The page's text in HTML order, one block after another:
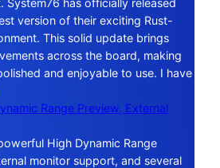
System76 has officially released
version of their exciting Rust-
This solid update brings
across the board, making
and enjoyable to use. I have
Range Preview, External
High Dynamic Range
monitor support, and several